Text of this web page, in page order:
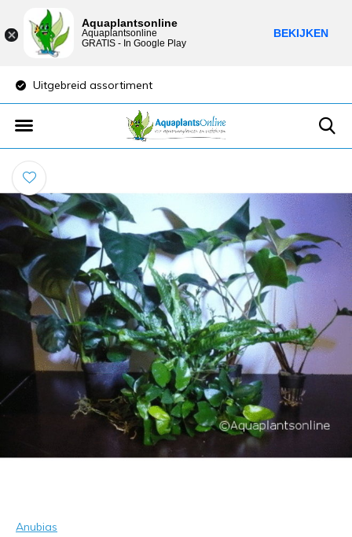
Uitgebreid assortiment
Anubias
Aquaplantsonline
Aquaplantsonline
GRATIS - In Google Play
BEKIJKEN